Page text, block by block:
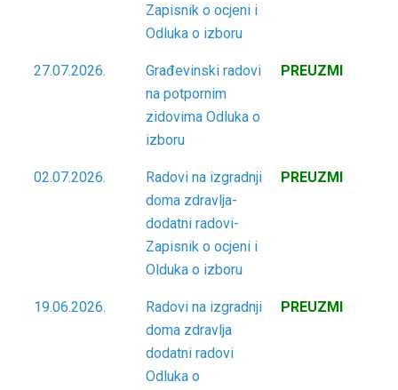
Zapisnik o ocjeni i
Odluka o izboru
27.07.2026.
Građevinski radovi
na potpornim
zidovima Odluka o
izboru
PREUZMI
02.07.2026.
Radovi na izgradnji
doma zdravlja-
dodatni radovi-
Zapisnik o ocjeni i
Olduka o izboru
PREUZMI
19.06.2026.
Radovi na izgradnji
doma zdravlja
dodatni radovi
Odluka o
PREUZMI